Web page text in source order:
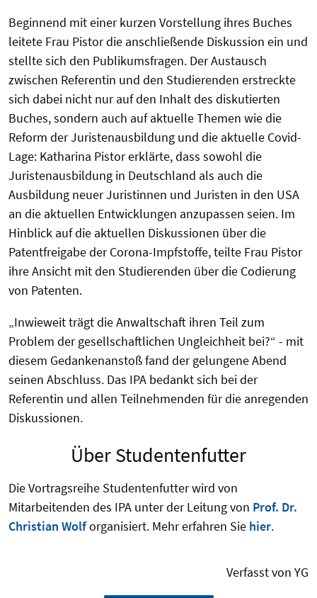
Beginnend mit einer kurzen Vorstellung ihres Buches
leitete Frau Pistor die anschließende Diskussion ein und
stellte sich den Publikumsfragen. Der Austausch
zwischen Referentin und den Studierenden erstreckte
sich dabei nicht nur auf den Inhalt des diskutierten
Buches, sondern auch auf aktuelle Themen wie die
Reform der Juristenausbildung und die aktuelle Covid-
Lage: Katharina Pistor erklärte, dass sowohl die
Juristenausbildung in Deutschland als auch die
Ausbildung neuer Juristinnen und Juristen in den USA
an die aktuellen Entwicklungen anzupassen seien. Im
Hinblick auf die aktuellen Diskussionen über die
Patentfreigabe der Corona-Impfstoffe, teilte Frau Pistor
ihre Ansicht mit den Studierenden über die Codierung
von Patenten.
„Inwieweit trägt die Anwaltschaft ihren Teil zum
Problem der gesellschaftlichen Ungleichheit bei?“ - mit
diesem Gedankenanstoß fand der gelungene Abend
seinen Abschluss. Das IPA bedankt sich bei der
Referentin und allen Teilnehmenden für die anregenden
Diskussionen.
Über Studentenfutter
Die Vortragsreihe Studentenfutter wird von
Mitarbeitenden des IPA unter der Leitung von Prof. Dr.
Christian Wolforganisiert. Mehr erfahren Sie hier.
Verfasst von YG